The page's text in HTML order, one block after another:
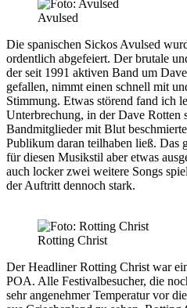
Avulsed
Die spanischen SickosAvulsed
ordentlich abgefeiert. Der brutale
der seit 1991 aktiven Band um
gefallen, nimmt einen schnell mit
Stimmung. Etwas störend fand ich
Unterbrechung, in der Dave Rotten
Bandmitglieder mit Blut
Publikum daran teilhaben ließ. Das
für diesen Musikstil aber etwas
auch locker zwei weitere Songs
der Auftritt dennoch stark.
Rotting Christ
Der HeadlinerRotting Christwar
POA. Alle Festivalbesucher, die
sehr angenehmer Temperatur vor